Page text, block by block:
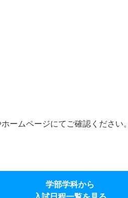
ームページにてご確認ください。
学部学科から